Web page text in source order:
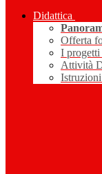
Didattica
Offerta
I progetti
Attività